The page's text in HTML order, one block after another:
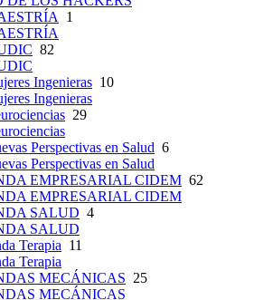
1
82
Ingenieras 10
Ingenieras
29
Perspectivas en Salud 6
Perspectivas en Salud
EMPRESARIAL CIDEM 62
EMPRESARIAL CIDEM
SALUD 4
SALUD
Terapia 11
Terapia
MECÁNICAS 25
MECÁNICAS